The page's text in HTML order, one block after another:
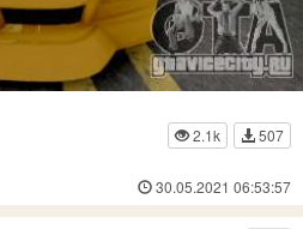
2.1k
507
30.05.2021 06:53:57